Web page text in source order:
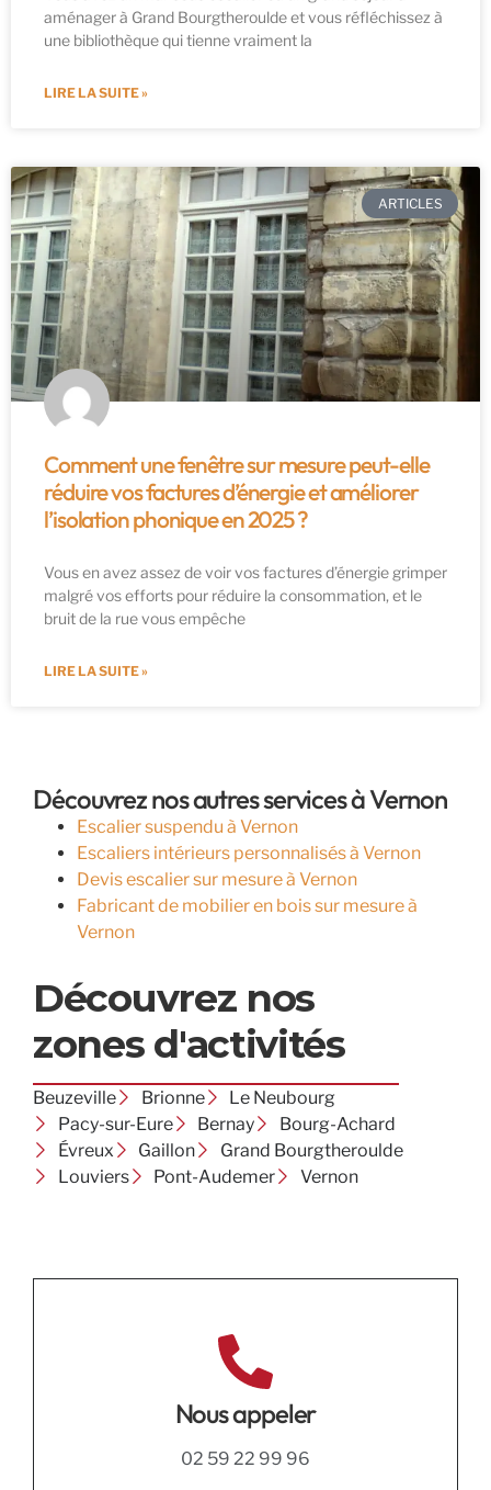
aménager à Grand Bourgtheroulde et vous réfléchissez à
une bibliothèque qui tienne vraiment la
LIRE LA SUITE »
ARTICLES
Comment une fenêtre sur mesure peut-elle
réduire vos factures d’énergie et améliorer
l’isolation phonique en 2025 ?
Vous en avez assez de voir vos factures d’énergie grimper
malgré vos efforts pour réduire la consommation, et le
bruit de la rue vous empêche
LIRE LA SUITE »
Découvrez nos autres services à Vernon
Escalier suspendu à Vernon
Escaliers intérieurs personnalisés à Vernon
Devis escalier sur mesure à Vernon
Fabricant de mobilier en bois sur mesure à
Vernon
Découvrez nos
zones d'activités
Beuzeville Brionne
Le Neubourg
Pacy-sur-Eure
Bernay
Bourg-Achard
Évreux
Gaillon
Grand Bourgtheroulde
Louviers
Pont-Audemer Vernon
Nous appeler
02 59 22 99 96